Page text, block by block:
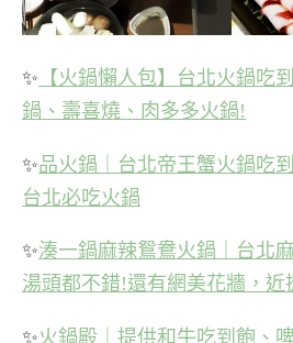
✨ 【火鍋懶人包】台北火鍋吃
鍋、壽喜燒、肉多多火鍋!
✨品火鍋｜台北帝王蟹火鍋吃
台北必吃火鍋
✨湊一鍋麻辣鴛鴦火鍋｜台北
湯頭都不錯!還有網美花牆，近
✨火鍋殿｜提供和牛吃到飽、